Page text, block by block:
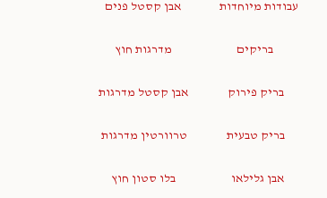
עבודות מיוחדות אבן קסטל פנים
בריקים מדרגות חוץ
בריק פירוק אבן קסטל מדרגות
בריק טבעית טרוורטין מדרגות
אבן גלילאו בלו סטון חוץ